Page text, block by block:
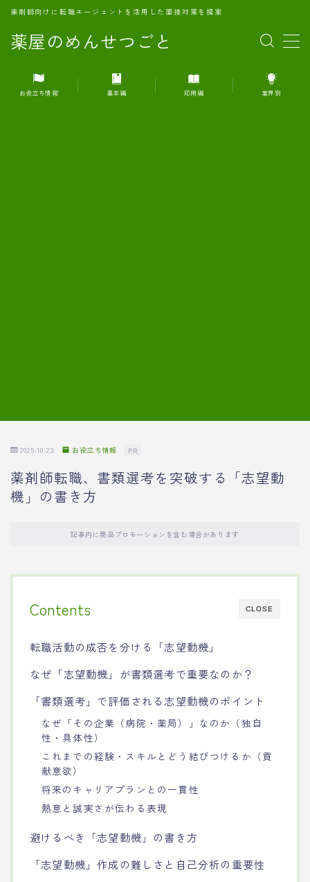
薬屋のめんせつごと
薬剤師向けに転職エージェントを活用した面接対策を提案
MENU
1.転職エージェントとは何か？
お役立ち情報 基本編 応用編 業界別
2025.10.23 お役立ち情報 PR
薬剤師転職、書類選考を突破する「志望動
機」の書き方
記事内に商品プロモーションを含む場合があります
CLOSE
Contents
転職活動の成否を分ける「志望動機」
なぜ「志望動機」が書類選考で重要なのか？
「書類選考」で評価される志望動機のポイント
なぜ「その企業（病院・薬局）」なのか（独自
性・具体性）
これまでの経験・スキルとどう結びつけるか（貢
献意欲）
将来のキャリアプランとの一貫性
熱意と誠実さが伝わる表現
避けるべき「志望動機」の書き方
「志望動機」作成の難しさと自己分析の重要性